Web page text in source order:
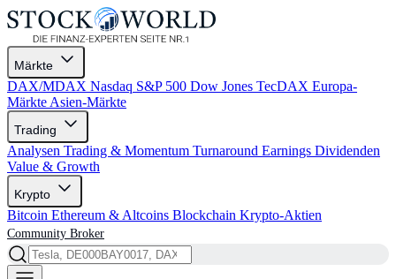
Märkte
DAX/MDAX Nasdaq S&P 500 Dow Jones TecDAX Europa-
Märkte Asien-Märkte
Trading
Analysen Trading & Momentum Turnaround Earnings Dividenden
Value & Growth
Krypto
Bitcoin Ethereum & Altcoins Blockchain Krypto-Aktien
Community Broker